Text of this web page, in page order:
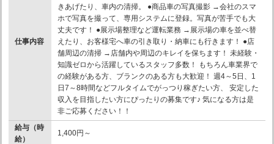
仕事内容
きあげたり、車内の清掃。 ●商品車の写真撮影 →会社のスマ
ホで写真を撮って、専用システムに登録。写真が苦手でも大
丈夫です！ ●展示場整理など運転業務 →展示場の車を並べ替
えたり、お客様宅へ車の引き取り・納車にも行きます！ ●店
舗周辺の清掃 →店舗内や周辺のキレイを保ちます！ 未経験・
知識ゼロから活躍しているスタッフ多数！ もちろん車業界で
の経験がある方、ブランクのある方も大歓迎！ 週4～5日、1
日7～8時間などフルタイムでがっつり稼ぎたい方、 安定した
収入を目指したい方にぴったりの募集です♪ 気になる方は是
非ご応募ください！！
給与（時
給）
1,400円～